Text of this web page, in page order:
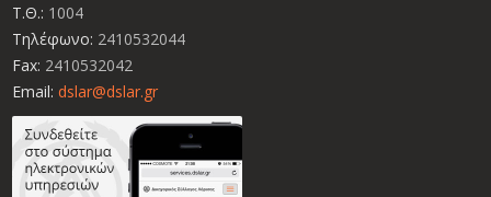
Τ.Θ.: 1004
Τηλέφωνο: 2410532044
Fax: 2410532042
Email: dslar@dslar.gr